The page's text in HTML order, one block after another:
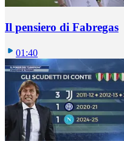
Il pensiero di Fabregas
01:40